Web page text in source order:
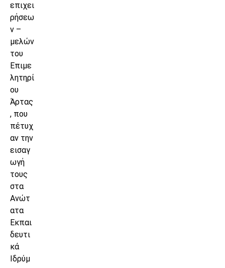
επιχει
ρήσεω
ν –
μελών
του
Επιμε
λητηρί
ου
Άρτας
, που
πέτυχ
αν την
εισαγ
ωγή
τους
στα
Ανώτ
ατα
Εκπαι
δευτι
κά
Ιδρύμ